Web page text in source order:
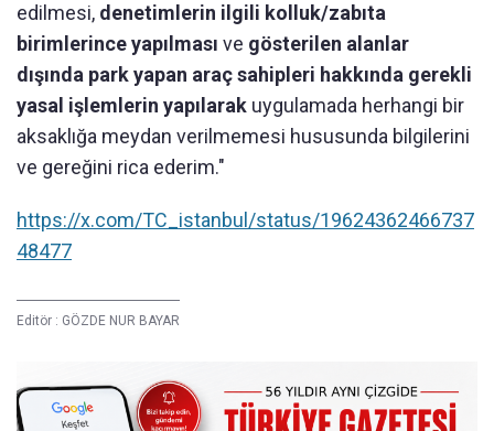
edilmesi, denetimlerin ilgili kolluk/zabıta
birimlerince yapılması ve gösterilen alanlar
dışında park yapan araç sahipleri hakkında gerekli
yasal işlemlerin yapılarak uygulamada herhangi bir
aksaklığa meydan verilmemesi hususunda bilgilerini
ve gereğini rica ederim."
https://x.com/TC_istanbul/status/19624362466737
48477
Editör : GÖZDE NUR BAYAR